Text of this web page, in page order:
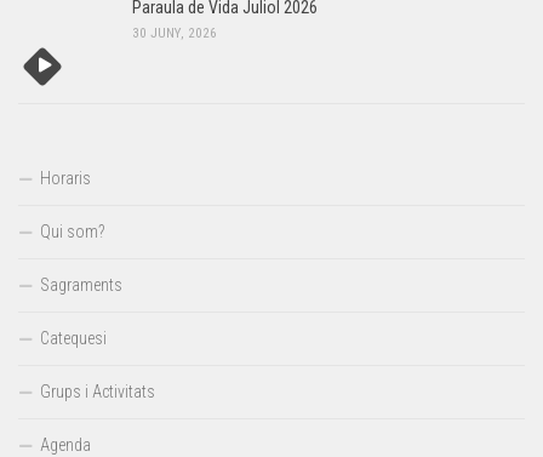
Paraula de Vida Juliol 2026
30 JUNY, 2026
Horaris
Qui som?
Sagraments
Catequesi
Grups i Activitats
Agenda